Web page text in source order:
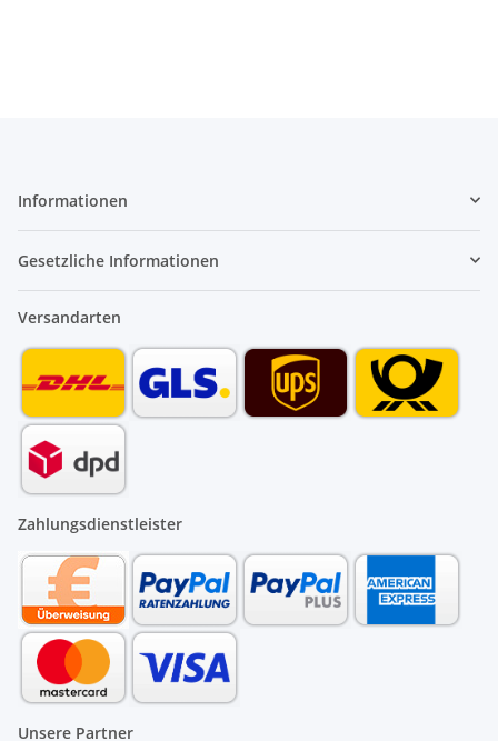
Informationen
Gesetzliche Informationen
Versandarten
Zahlungsdienstleister
Unsere Partner